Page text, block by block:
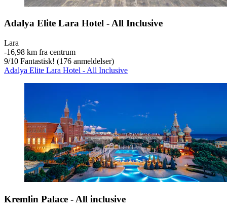
Adalya Elite Lara Hotel - All Inclusive
Lara
‐16,98 km fra centrum
9/10 Fantastisk! (176 anmeldelser)
Adalya Elite Lara Hotel - All Inclusive
Kremlin Palace - All inclusive